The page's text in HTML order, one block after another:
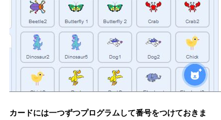
カードには一つずつプログラムして番号をつけておきま